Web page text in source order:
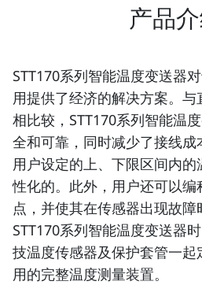
产品
STT170系列智能温度变送器
用提供了经济的解决方案。
相比较，STT170系列智能温
全和可靠，同时减少了接线
用户设定的上、下限区间内
性化的。此外，用户还可以
点，并使其在传感器出现故
STT170系列智能温度变送器
技温度传感器及保护套管一
用的完整温度测量装置。